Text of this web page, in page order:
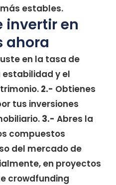
estables.
invertir en
ahora
en la tasa de
y el
2.- Obtienes
tus inversiones
3.- Abres la
compuestos
del mercado de
en proyectos
crowdfunding